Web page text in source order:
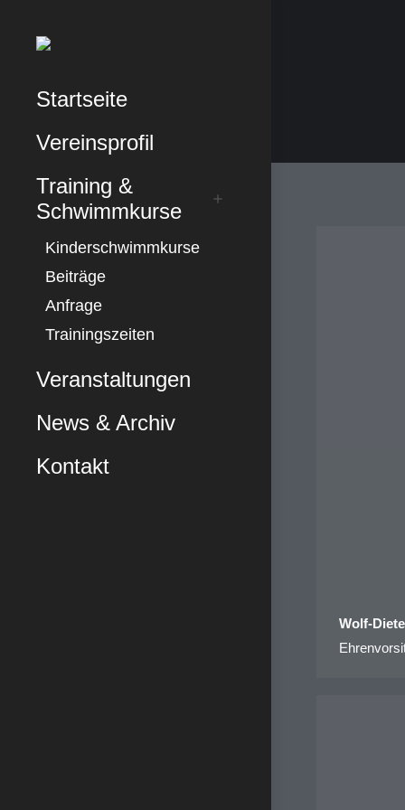
Startseite
Vereinsprofil
Training &
Schwimmkurse
Kinderschwimmkurse
Beiträge
Anfrage
Trainingszeiten
Veranstaltungen
News & Archiv
Kontakt
Wolf-